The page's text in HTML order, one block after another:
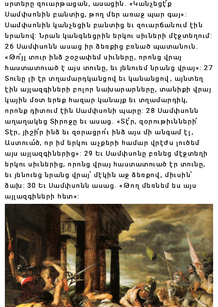
սրտերը զուարթացան, ասացին. «Կանչեցէ՛ք
Սամփսոնին բանտից, թող մեր առաջ պար գայ»:
Սամփսոնին կանչեցին բանտից եւ զուարճանում էին
նրանով: Նրան կանգնեցրին երկու սիւների մէջտեղում:
26 Սամփսոնն ասաց իր ձեռքից բռնած պատանուն.
«Թո՛յլ տուր ինձ շօշափեմ սիւները, որոնց վրայ
հաստատուած է այս տունը, եւ յենուեմ նրանց վրայ»: 27
Տունը լի էր տղամարդկանցով եւ կանանցով, այնտեղ
էին այլազգիների բոլոր նախարարները, տանիքի վրայ
կային մօտ երեք հազար կանայք եւ տղամարդիկ,
որոնք դիտում էին Սամփսոնի պարը: 28 Սամփսոնն
աղաղակեց Տիրոջը եւ ասաց. «Տէ՛ր, զօրութիւնների՛
Տէր, յիշի՛ր ինձ եւ զօրացրո՛ւ ինձ այս մի անգամ էլ,
Աստուա՛ծ, որ իմ երկու աչքերի համար վրէժս լուծեմ
այս այլազգիներից»: 29 Եւ Սամփսոնը բռնեց մէջտեղի
երկու սիւներից, որոնց վրայ հաստատուած էր տունը,
եւ յենուեց նրանց վրայ՝ մէկին աջ ձեռքով, միւսին՝
ձախ: 30 Եւ Սամփսոնն ասաց. «Թող մեռնեմ ես այս
այլազգիների հետ»: